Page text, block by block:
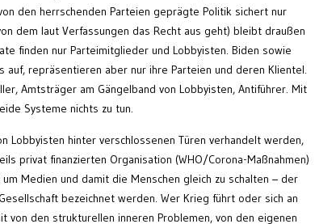
den herrschenden Parteien geprägte Politik sichert nur
dem laut Verfassungen das Recht aus geht) bleibt draußen
finden nur Parteimitglieder und Lobbyisten. Biden sowie
repräsentieren aber nur ihre Parteien und deren Klientel.
Amtsträger am Gängelband von Lobbyisten, Antiführer. Mit
Systeme nichts zu tun.
Lobbyisten hinter verschlossenen Türen verhandelt werden,
privat finanzierten Organisation (WHO/Corona-Maßnahmen)
Medien und damit die Menschen gleich zu schalten – der
bezeichnet werden. Wer Krieg führt oder sich an
den strukturellen inneren Problemen, von den eigenen